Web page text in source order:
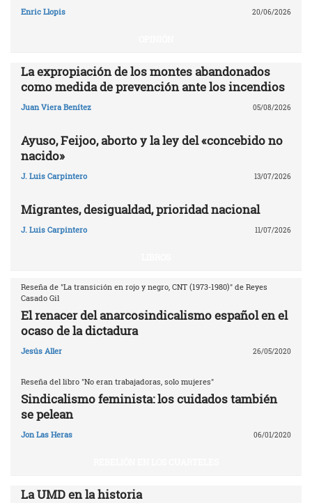
Enric Llopis 20/06/2026
La expropiación de los montes abandonados
como medida de prevención ante los incendios
Juan Viera Benítez 05/08/2026
Ayuso, Feijoo, aborto y la ley del «concebido no
nacido»
J. Luis Carpintero 13/07/2026
Migrantes, desigualdad, prioridad nacional
J. Luis Carpintero 11/07/2026
Reseña de "La transición en rojo y negro, CNT (1973-1980)" de Reyes
Casado Gil
El renacer del anarcosindicalismo español en el
ocaso de la dictadura
Jesús Aller 26/05/2020
Reseña del libro "No eran trabajadoras, solo mujeres"
Sindicalismo feminista: los cuidados también
se pelean
Jon Las Heras 06/01/2020
La UMD en la historia